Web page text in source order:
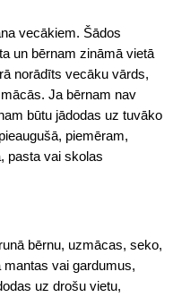
vecākiem. Šādos
un bērnam zināmā vietā
norādīts vecāku vārds,
Ja bērnam nav
būtu jādodas uz tuvāko
piemēram,
pasta vai skolas
bērnu, uzmācas, seko,
vai gardumus,
uz drošu vietu,